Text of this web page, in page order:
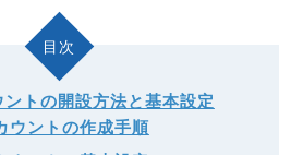
目次
トの開設方法と基本設定
ウントの作成手順